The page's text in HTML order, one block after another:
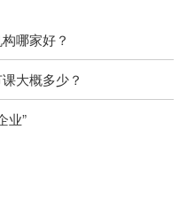
哪家好？
大概多少？
业”